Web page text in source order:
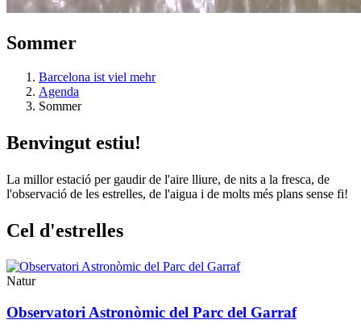
Sommer
Barcelona ist viel mehr
Agenda
Sommer
Benvingut estiu!
La millor estació per gaudir de l'aire lliure, de nits a la fresca, de
l'observació de les estrelles, de l'aigua i de molts més plans sense fi!
Cel d'estrelles
Natur
Observatori Astronòmic del Parc del Garraf